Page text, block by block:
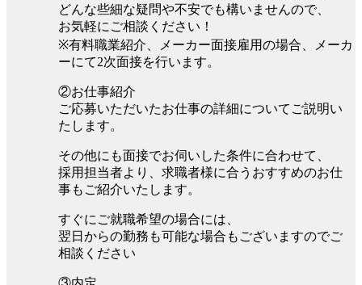
どんな些細な疑問や不安でも構いませんので、
お気軽にご相談ください！
※有料職業紹介、メーカー面接雇用の場合、メーカ
ーにて2次面接を行います。
②お仕事紹介
ご応募いただいたお仕事の詳細についてご説明い
たします。
その他にも面接でお伺いした条件に合わせて、
採用担当者より、求職者様に合うおすすめのお仕
事もご紹介いたします。
すぐにご就職希望の場合には、
翌日からの勤務も可能な場合もございますのでご
相談ください